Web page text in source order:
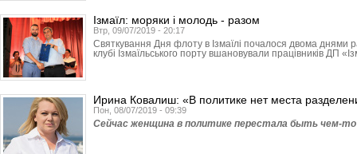
Ізмаїл: моряки і молодь - разом
Втр, 09/07/2019 - 20:17
Святкування Дня флоту в Ізмаїлі почалося двома днями
клубі Ізмаїльського порту вшановували працівників ДП
Ирина Ковалиш: «В политике нет места
Пон, 08/07/2019 - 09:39
Сейчас женщина в политике перестала быть чем-